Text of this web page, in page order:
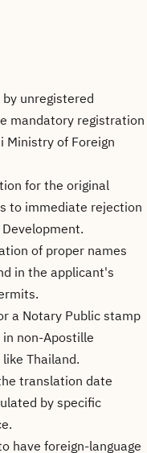
unregistered
mandatory registration
Ministry of Foreign
for the original
to immediate rejection
of proper names
in the applicant's
a Notary Public stamp
non-Apostille
Thailand.
translation date
by specific
have foreign-language